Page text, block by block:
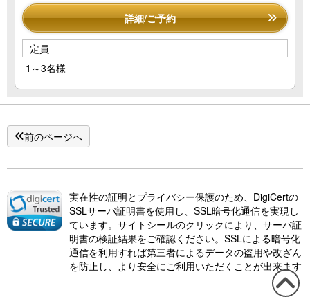
詳細/ご予約
定員
1～3名様
前のページへ
実在性の証明とプライバシー保護のため、DigiCertの
SSLサーバ証明書を使用し、SSL暗号化通信を実現し
ています。サイトシールのクリックにより、サーバ証
明書の検証結果をご確認ください。SSLによる暗号化
通信を利用すれば第三者によるデータの盗用や改ざん
を防止し、より安全にご利用いただくことが出来ます